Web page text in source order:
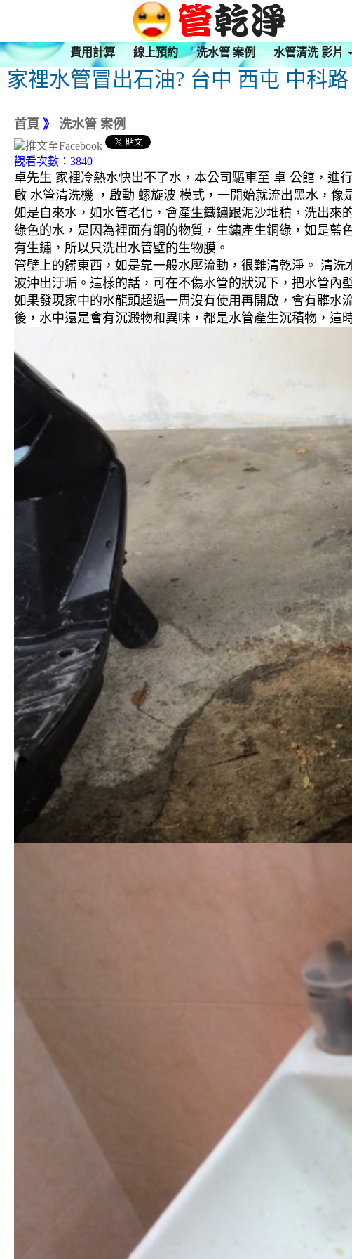
費用計算 線上預約 洗水管 案例 水管清洗 影片
家裡水管冒出石油? 台中 西屯 中科
首頁 》 洗水管 案例
觀看次數：3840
卓先生 家裡冷熱水快出不了水，本公司驅車至 卓 公館，進
啟 水管清洗機 ，啟動 螺旋波 模式，一開始就流出黑水，像
如是自來水，如水管老化，會產生鐵鏽跟泥沙堆積，洗出
綠色的水，是因為裡面有銅的物質，生鏽產生銅綠，如是藍
有生鏽，所以只洗出水管壁的生物膜。
管壁上的髒東西，如是靠一般水壓流動，很難清乾淨。 清
波沖出汙垢。這樣的話，可在不傷水管的狀況下，把水管內
如果發現家中的水龍頭超過一周沒有使用再開啟，會有髒
後，水中還是會有沉澱物和異味，都是水管產生沉積物，這